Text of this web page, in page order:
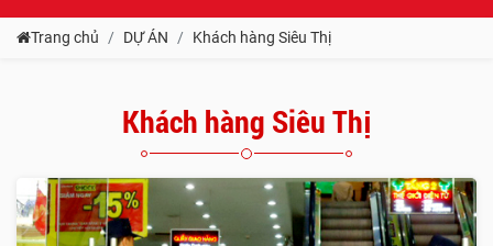
Trang chủ DỰ ÁN Khách hàng Siêu Thị
Khách hàng Siêu Thị